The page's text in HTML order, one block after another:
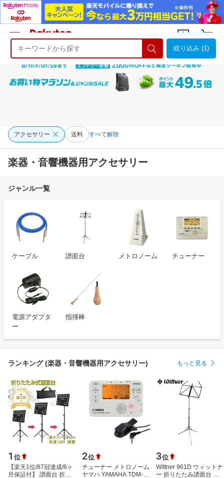
ようこそ 楽天市場へ ログイン
絞り込み (1)
アクセサリー 送料 すべて解除
楽器・音響機器用アクセサリー
ジャンル一覧
ケーブル 譜面台 メトロノーム チューナー
電源アダプタ
ー
指揮棒
ランキング (楽器・音響機器用アクセサリー) もっと見る
1 位
【楽天1位/87冠達成/6ヶ
月保証付】 譜面台 折り
2位
チューナー メトロノーム
ヤマハ YAMAHA TDM-
3位
Wittner 961D ウィットナ
ー 折りたたみ譜面台 ミ